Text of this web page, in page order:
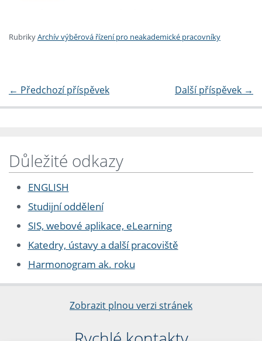
RubrikyArchív výběrová řízení pro neakademické pracovníky
← Předchozí příspěvek Další příspěvek →
Důležité odkazy
ENGLISH
Studijní oddělení
SIS, webové aplikace, eLearning
Katedry, ústavy a další pracoviště
Harmonogram ak. roku
Zobrazit plnou verzi stránek